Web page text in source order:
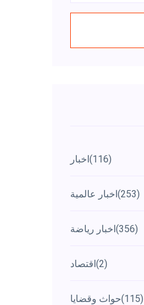
اخبار(116)
اخبار عالمية(253)
اخبار رياضة(356)
اقتصاد(2)
حواث وقضايا(115)